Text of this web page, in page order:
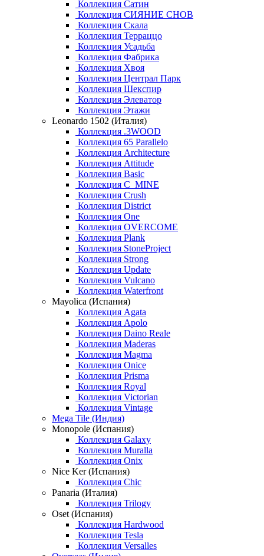
Коллекция Сатин
Коллекция СИЯНИЕ СНОВ
Коллекция Скала
Коллекция Терраццо
Коллекция Усадьба
Коллекция Фабрика
Коллекция Хвоя
Коллекция Централ Парк
Коллекция Шекспир
Коллекция Элеватор
Коллекция Этажи
Leonardo 1502 (Италия)
Коллекция .3WOOD
Коллекция 65 Parallelo
Коллекция Architecture
Коллекция Attitude
Коллекция Basic
Коллекция C_MINE
Коллекция Crush
Коллекция District
Коллекция One
Коллекция OVERCOME
Коллекция Plank
Коллекция StoneProject
Коллекция Strong
Коллекция Update
Коллекция Vulcano
Коллекция Waterfront
Mayolica (Испания)
Коллекция Agata
Коллекция Apolo
Коллекция Daino Reale
Коллекция Maderas
Коллекция Magma
Коллекция Onice
Коллекция Prisma
Коллекция Royal
Коллекция Victorian
Коллекция Vintage
Mega Tile (Индия)
Monopole (Испания)
Коллекция Galaxy
Коллекция Muralla
Коллекция Onix
Nice Ker (Испания)
Коллекция Chic
Panaria (Италия)
Коллекция Trilogy
Oset (Испания)
Коллекция Hardwood
Коллекция Tesla
Коллекция Versalles